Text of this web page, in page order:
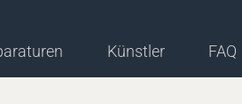
Künstler FAQ